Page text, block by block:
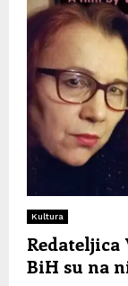
Kultura
BiH su na